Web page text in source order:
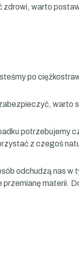
warto
po
warto
potrzebujemy
z czegoś
odchudzą nas w
materii.